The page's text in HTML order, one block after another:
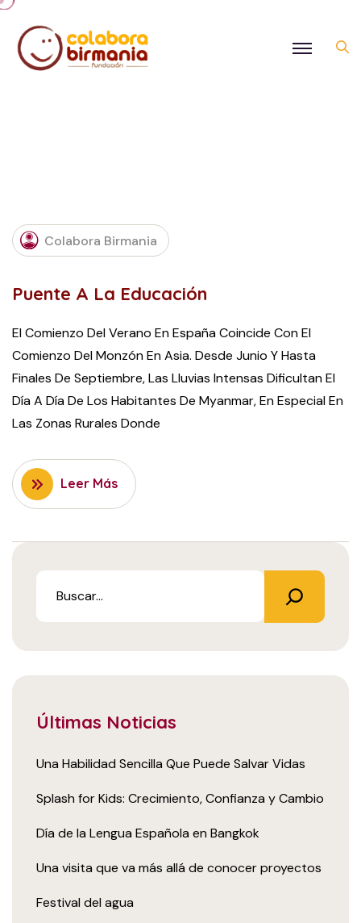
OCTOBER
3, 2016
Colabora Birmania
Puente A La Educación
El Comienzo Del Verano En España Coincide Con El
Comienzo Del Monzón En Asia. Desde Junio Y Hasta
Finales De Septiembre, Las Lluvias Intensas Dificultan El
Día A Día De Los Habitantes De Myanmar, En Especial En
Las Zonas Rurales Donde
Leer Más
Últimas Noticias
Una Habilidad Sencilla Que Puede Salvar Vidas
Splash for Kids: Crecimiento, Confianza y Cambio
Día de la Lengua Española en Bangkok
Una visita que va más allá de conocer proyectos
Festival del agua